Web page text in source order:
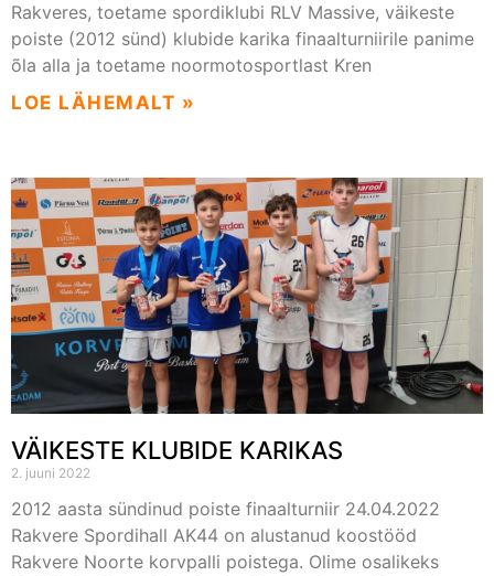
Rakveres, toetame spordiklubi RLV Massive, väikeste
poiste (2012 sünd) klubide karika finaalturniirile panime
õla alla ja toetame noormotosportlast Kren
LOE LÄHEMALT »
VÄIKESTE KLUBIDE KARIKAS
2. juuni 2022
2012 aasta sündinud poiste finaalturniir 24.04.2022
Rakvere Spordihall AK44 on alustanud koostööd
Rakvere Noorte korvpalli poistega. Olime osalikeks